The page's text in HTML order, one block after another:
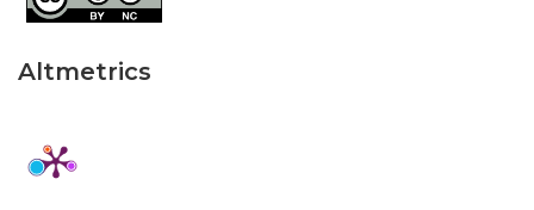
Altmetrics